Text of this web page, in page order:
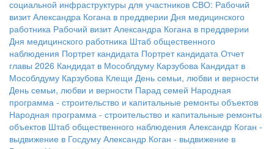
социальной инфраструктуры для участников СВО: Рабочий
визит Александра Когана в преддверии Дня медицинского
работника Рабочий визит Александра Когана в преддверии
Дня медицинского работника Штаб общественного
наблюдения Портрет кандидата Портрет кандидата Отчет
главы 2026 Кандидат в Мособлдуму Карзубова Кандидат в
Мособлдуму Карзубова Клещи День семьи, любви и верности
День семьи, любви и верности Парад семей Народная
программа - строительство и капитальные ремонты объектов
Народная программа - строительство и капитальные ремонты
объектов Штаб общественного наблюдения Александр Коган -
выдвижение в Госдуму Александр Коган - выдвижение в